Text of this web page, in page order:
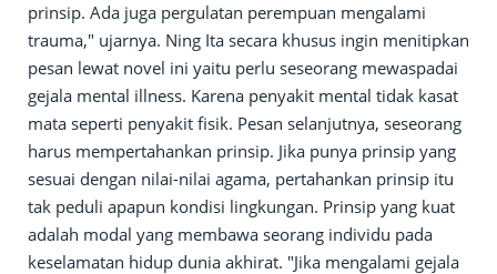
prinsip. Ada juga pergulatan perempuan mengalami
trauma," ujarnya. Ning Ita secara khusus ingin menitipkan
pesan lewat novel ini yaitu perlu seseorang mewaspadai
gejala mental illness. Karena penyakit mental tidak kasat
mata seperti penyakit fisik. Pesan selanjutnya, seseorang
harus mempertahankan prinsip. Jika punya prinsip yang
sesuai dengan nilai-nilai agama, pertahankan prinsip itu
tak peduli apapun kondisi lingkungan. Prinsip yang kuat
adalah modal yang membawa seorang individu pada
keselamatan hidup dunia akhirat. "Jika mengalami gejala